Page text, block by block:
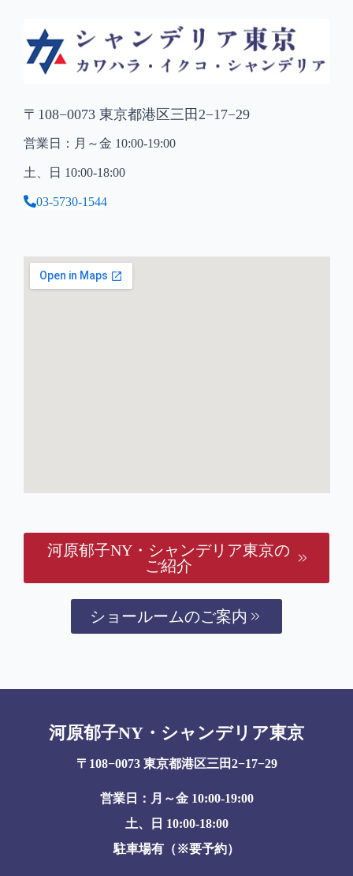
〒108−0073 東京都港区三田2−17−29
営業日：月～金 10:00-19:00
土、日 10:00-18:00
03-5730-1544
河原郁子NY・シャンデリア東京の
ご紹介
ショールームのご案内
河原郁子NY・シャンデリア東京
〒108−0073 東京都港区三田2−17−29
営業日：月～金 10:00-19:00
土、日 10:00-18:00
駐車場有（※要予約）